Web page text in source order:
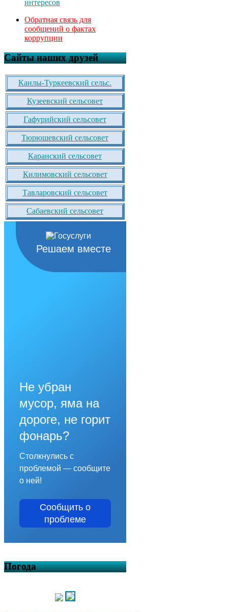
интересов
Обратная связь для
сообщений о фактах
коррупции
Сайты наших друзей
Канлы-Туркеевский сельс.
Кузеевский сельсовет
Гафурийский сельсовет
Тюрюшевский сельсовет
Каранский сельсовет
Килимовский сельсовет
Тавларовский сельсовет
Сабаевский сельсовет
Решаем вместе
Не убран
мусор, яма на
дороге, не горит
фонарь?
Столкнулись с
проблемой — сообщите
о ней!
Сообщить о
проблеме
Погода